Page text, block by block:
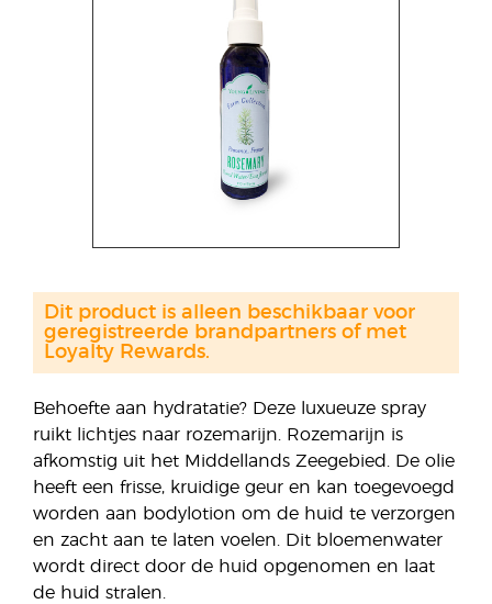
Behoefte aan hydratatie? Deze luxueuze spray
ruikt lichtjes naar rozemarijn. Rozemarijn is
afkomstig uit het Middellands Zeegebied. De olie
heeft een frisse, kruidige geur en kan toegevoegd
worden aan bodylotion om de huid te verzorgen
en zacht aan te laten voelen. Dit bloemenwater
wordt direct door de huid opgenomen en laat
de huid stralen.
Dit product is alleen beschikbaar voor
geregistreerde brandpartners of met
Loyalty Rewards.